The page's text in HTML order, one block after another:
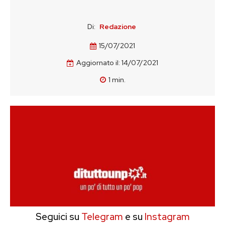
Di: Redazione
15/07/2021
Aggiornato il: 14/07/2021
1 min.
Seguici su Telegram e su Instagram